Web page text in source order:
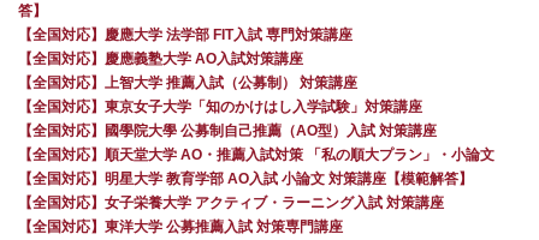
答】
【全国対応】慶應大学 法学部 FIT入試 専門対策講座
【全国対応】慶應義塾大学 AO入試対策講座
【全国対応】上智大学 推薦入試（公募制） 対策講座
【全国対応】東京女子大学「知のかけはし入学試験」対策講座
【全国対応】國學院大學 公募制自己推薦（AO型）入試 対策講座
【全国対応】順天堂大学 AO・推薦入試対策 「私の順大プラン」・小論文
【全国対応】明星大学 教育学部 AO入試 小論文 対策講座【模範解答】
【全国対応】女子栄養大学 アクティブ・ラーニング入試 対策講座
【全国対応】東洋大学 公募推薦入試 対策専門講座